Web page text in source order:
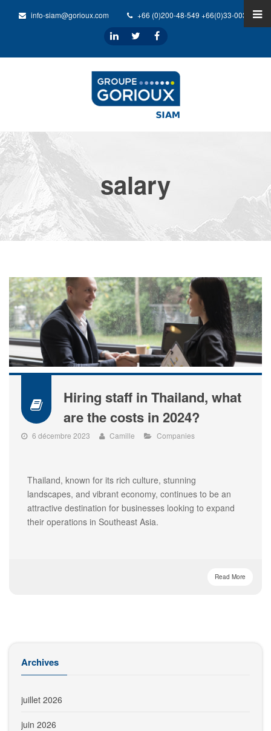
info-siam@gorioux.com +66 (0)200-48-549 +66(0)33-0032-31
salary
Hiring staff in Thailand, what
are the costs in 2024?
6 décembre 2023 Camille Companies
Thailand, known for its rich culture, stunning
landscapes, and vibrant economy, continues to be an
attractive destination for businesses looking to expand
their operations in Southeast Asia.
Read More
Archives
juillet 2026
juin 2026